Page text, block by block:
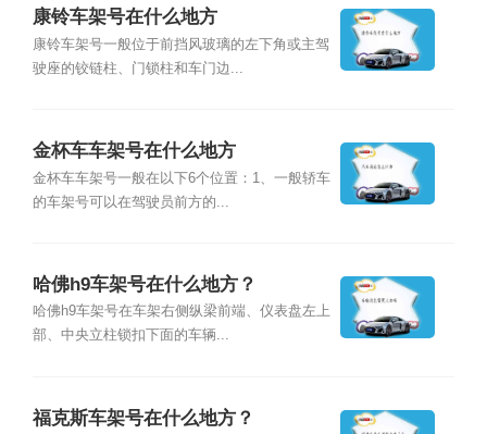
康铃车架号在什么地方
康铃车架号一般位于前挡风玻璃的左下角或主驾
驶座的铰链柱、门锁柱和车门边...
金杯车车架号在什么地方
金杯车车架号一般在以下6个位置：1、一般轿车
的车架号可以在驾驶员前方的...
哈佛h9车架号在什么地方？
哈佛h9车架号在车架右侧纵梁前端、仪表盘左上
部、中央立柱锁扣下面的车辆...
福克斯车架号在什么地方？